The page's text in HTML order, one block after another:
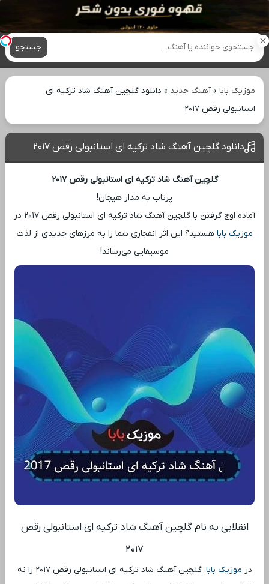
آهنگ های جدید
جستجو
موزیک بابا»آهنگ جدید » دانلود گلچین آهنگ شاد ترکیه ای
استانبولی رقص ۲۰۱۷
دانلود گلچین آهنگ شاد ترکیه ای استانبولی رقص ۲۰۱۷
گلچین آهنگ شاد ترکیه ای استانبولی رقص ۲۰۱۷
پرتاب به مدار هیجان!
آماده اوج گرفتن با گلچین آهنگ شاد ترکیه ای استانبولی رقص ۲۰۱۷ در
موزیک بابا هستید؟ این اثر انفجاری شما را به مرزهای جدیدی از لذت
موسیقایی می‌رساند!
انقلابی به نام گلچین آهنگ شاد ترکیه ای استانبولی رقص
۲۰۱۷
در موزیک بابا
، گلچین آهنگ شاد ترکیه ای استانبولی رقص ۲۰۱۷ را نه